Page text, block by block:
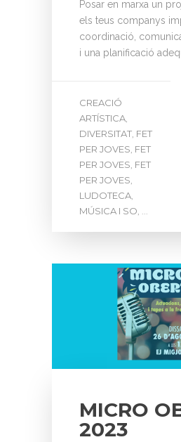
Posar en marxa un
els teus companys
coordinació,
i una planificació
CREACIÓ
ARTÍSTICA,
DIVERSITAT, FET
PER JOVES, FET
PER JOVES, FET
PER JOVES,
LUDOTECA,
MÚSICA I SO, ...
MICRO
2023